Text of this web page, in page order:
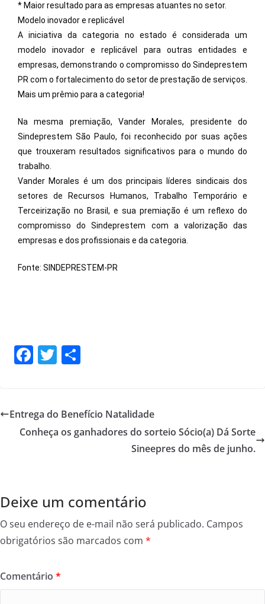
* Maior resultado para as empresas atuantes no setor.
Modelo inovador e replicável
A iniciativa da categoria no estado é considerada um
modelo inovador e replicável para outras entidades e
empresas, demonstrando o compromisso do Sindeprestem
PR com o fortalecimento do setor de prestação de serviços.
Mais um prêmio para a categoria!
Na mesma premiação, Vander Morales, presidente do
Sindeprestem São Paulo, foi reconhecido por suas ações
que trouxeram resultados significativos para o mundo do
trabalho.
Vander Morales é um dos principais líderes sindicais dos
setores de Recursos Humanos, Trabalho Temporário e
Terceirização no Brasil, e sua premiação é um reflexo do
compromisso do Sindeprestem com a valorização das
empresas e dos profissionais e da categoria.
Fonte: SINDEPRESTEM-PR
F
e
b
T
er e
Entrega do Benefício Natalidade
Conheça os ganhadores do sorteio Sócio(a) Dá Sorte
Sineepres do mês de junho.
Deixe um comentário
O seu endereço de e-mail não será publicado. Campos
obrigatórios são marcados com *
Comentário *